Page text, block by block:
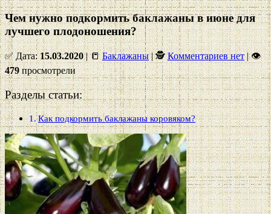
Чем нужно подкормить баклажаны в июне для
лучшего плодоношения?
✅ Дата:15.03.2020| 📒Баклажаны| 🕵Комментариев нет|👁
479 просмотрели
Разделы статьи:
Как подкормить баклажаны коровяком?